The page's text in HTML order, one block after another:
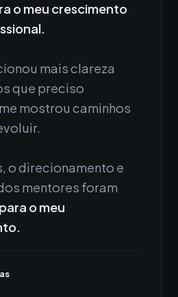
o meu crescimento
mais clareza
que preciso
mostrou caminhos
o direcionamento e
mentores foram
o meu